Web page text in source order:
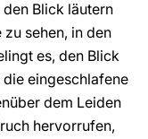
Blick läutern
sehen, in den
es, den Blick
eingeschlafene
dem Leiden
hervorrufen,